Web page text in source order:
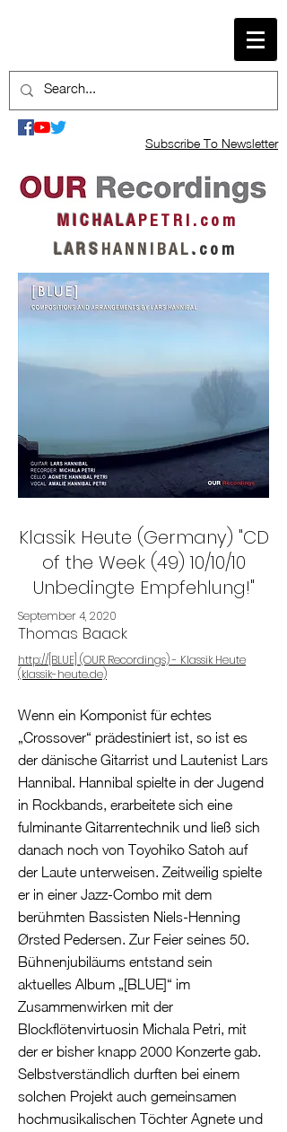
Subscribe To Newsletter
M I C H A L AP E T R I . c o m
L A R S H A N N I B A L . c o m
Klassik Heute (Germany) "CD
of the Week (49) 10/10/10
Unbedingte Empfehlung!"
September 4, 2020
Thomas Baack
http://[BLUE] (OUR Recordings) - Klassik Heute
(klassik-heute.de)
Wenn ein Komponist für echtes
„Crossover“ prädestiniert ist, so ist es
der dänische Gitarrist und Lautenist Lars
Hannibal. Hannibal spielte in der Jugend
in Rockbands, erarbeitete sich eine
fulminante Gitarrentechnik und ließ sich
danach noch von Toyohiko Satoh auf
der Laute unterweisen. Zeitweilig spielte
er in einer Jazz-Combo mit dem
berühmten Bassisten Niels-Henning
Ørsted Pedersen. Zur Feier seines 50.
Bühnenjubiläums entstand sein
aktuelles Album „[BLUE]“ im
Zusammenwirken mit der
Blockflötenvirtuosin Michala Petri, mit
der er bisher knapp 2000 Konzerte gab.
Selbstverständlich durften bei einem
solchen Projekt auch gemeinsamen
hochmusikalischen Töchter Agnete und